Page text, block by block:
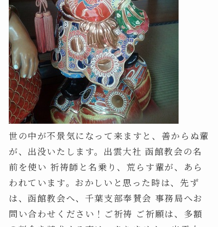
世の中が不景気になって来ますと、善からぬ輩
が、出没いたします。出雲大社 函館教会の名
前を使い 祈祷師と名乗り、荒らす輩が、あら
われています。おかしいと思った時は、先ず
は、函館教会へ、千葉支部奉賛会 事務局へお
問い合わせください！ご祈祷 ご祈願は、多額